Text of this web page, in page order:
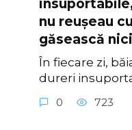
nu reușeau
găsească
În fiecare zi,
dureri
0 723